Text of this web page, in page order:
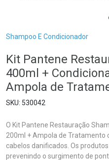
Breadcrumb
Shampoo E Condicionador
Kit Pantene
400ml +
Ampola de
530042
O Kit Pantene Restauração
200ml + Ampola de Tratamento
cabelos danificados. Os
prevenindo o surgimento de